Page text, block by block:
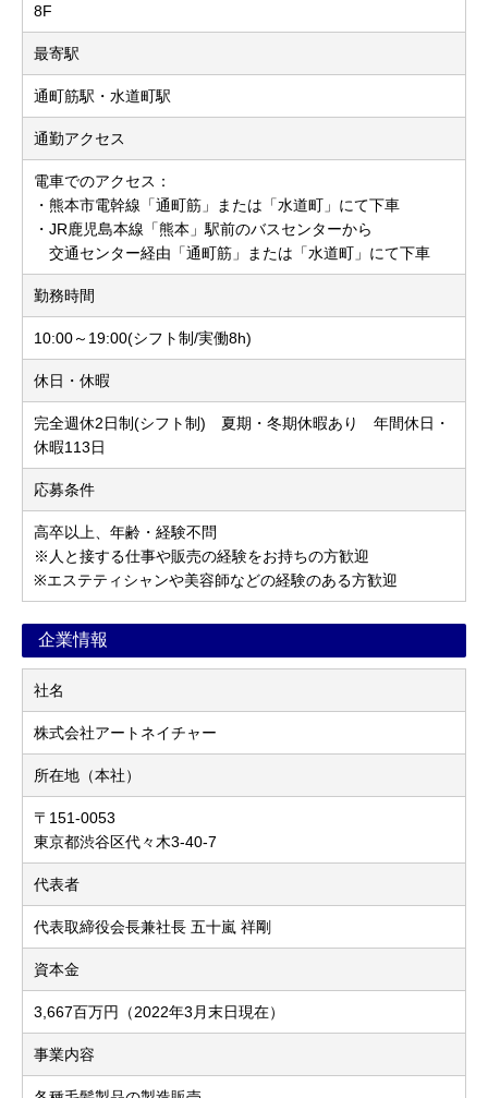
8F
最寄駅
通町筋駅・水道町駅
通勤アクセス
電車でのアクセス：
・熊本市電幹線「通町筋」または「水道町」にて下車
・JR鹿児島本線「熊本」駅前のバスセンターから
交通センター経由「通町筋」または「水道町」にて下車
勤務時間
10:00～19:00(シフト制/実働8h)
休日・休暇
完全週休2日制(シフト制) 夏期・冬期休暇あり 年間休日・
休暇113日
応募条件
高卒以上、年齢・経験不問
※人と接する仕事や販売の経験をお持ちの方歓迎
※エステティシャンや美容師などの経験のある方歓迎
企業情報
社名
株式会社アートネイチャー
所在地（本社）
〒151-0053
東京都渋谷区代々木3-40-7
代表者
代表取締役会長兼社長 五十嵐 祥剛
資本金
3,667百万円（2022年3月末日現在）
事業内容